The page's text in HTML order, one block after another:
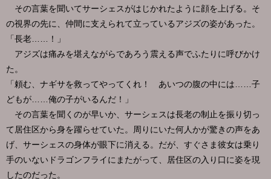
その言葉を聞いてサーシェスがはじかれたように顔を上げる。そ
の視界の先に、仲間に支えられて立っているアジズの姿があった。
「長老……！」
アジズは痛みを堪えながらであろう震える声でふたりに呼びかけ
た。
「頼む、ナギサを救ってやってくれ！ あいつの腹の中には……子
どもが……俺の子がいるんだ！」
その言葉を聞くのが早いか、サーシェスは長老の制止を振り切っ
て居住区から身を躍らせていた。周りにいた何人かが驚きの声をあ
げ、サーシェスの身体が眼下に消える。だが、すぐさま彼女は乗り
手のいないドラゴンフライにまたがって、居住区の入り口に姿を現
したのだった。